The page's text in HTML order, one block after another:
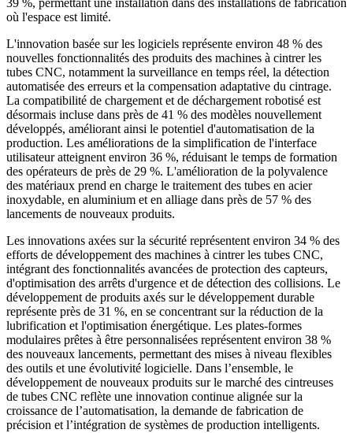
39 %, permettant une installation dans des installations de fabrication
où l'espace est limité.
L'innovation basée sur les logiciels représente environ 48 % des
nouvelles fonctionnalités des produits des machines à cintrer les
tubes CNC, notamment la surveillance en temps réel, la détection
automatisée des erreurs et la compensation adaptative du cintrage.
La compatibilité de chargement et de déchargement robotisé est
désormais incluse dans près de 41 % des modèles nouvellement
développés, améliorant ainsi le potentiel d'automatisation de la
production. Les améliorations de la simplification de l'interface
utilisateur atteignent environ 36 %, réduisant le temps de formation
des opérateurs de près de 29 %. L'amélioration de la polyvalence
des matériaux prend en charge le traitement des tubes en acier
inoxydable, en aluminium et en alliage dans près de 57 % des
lancements de nouveaux produits.
Les innovations axées sur la sécurité représentent environ 34 % des
efforts de développement des machines à cintrer les tubes CNC,
intégrant des fonctionnalités avancées de protection des capteurs,
d'optimisation des arrêts d'urgence et de détection des collisions. Le
développement de produits axés sur le développement durable
représente près de 31 %, en se concentrant sur la réduction de la
lubrification et l'optimisation énergétique. Les plates-formes
modulaires prêtes à être personnalisées représentent environ 38 %
des nouveaux lancements, permettant des mises à niveau flexibles
des outils et une évolutivité logicielle. Dans l’ensemble, le
développement de nouveaux produits sur le marché des cintreuses
de tubes CNC reflète une innovation continue alignée sur la
croissance de l’automatisation, la demande de fabrication de
précision et l’intégration de systèmes de production intelligents.